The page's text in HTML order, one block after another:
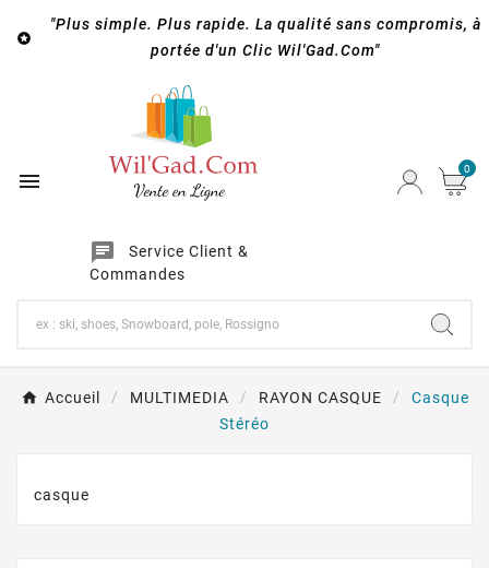

"Plus simple. Plus rapide. La qualité sans compromis, à
portée d'un Clic Wil'Gad.Com"

chat
Service Client &
Commandes
0
Accueil MULTIMEDIA RAYON CASQUE
Casque
Stéréo
casque